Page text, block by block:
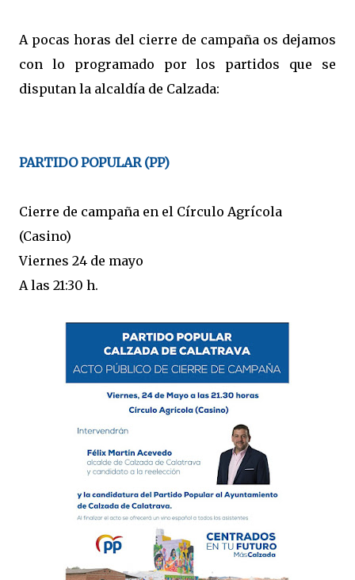
A pocas horas del cierre de campaña os dejamos
con lo programado por los partidos que se
disputan la alcaldía de Calzada:
PARTIDO POPULAR (PP)
Cierre de campaña en el Círculo Agrícola
(Casino)
Viernes 24 de mayo
A las 21:30 h.